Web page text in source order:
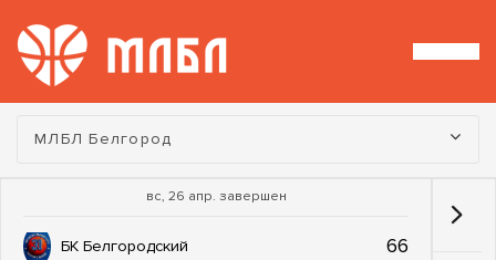
Турнир:
МЛБЛ Белгород
вс, 26 апр. завершен
БК Белгородский 66